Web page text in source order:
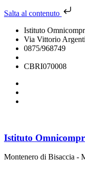
Salta al contenuto
Istituto
Via Vittorio
0875/968749
CBRI070008
Istituto
Montenero di Bisaccia -